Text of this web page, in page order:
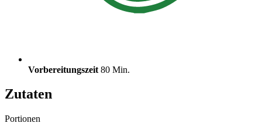
Vorbereitungszeit 80 Min.
Zutaten
Portionen